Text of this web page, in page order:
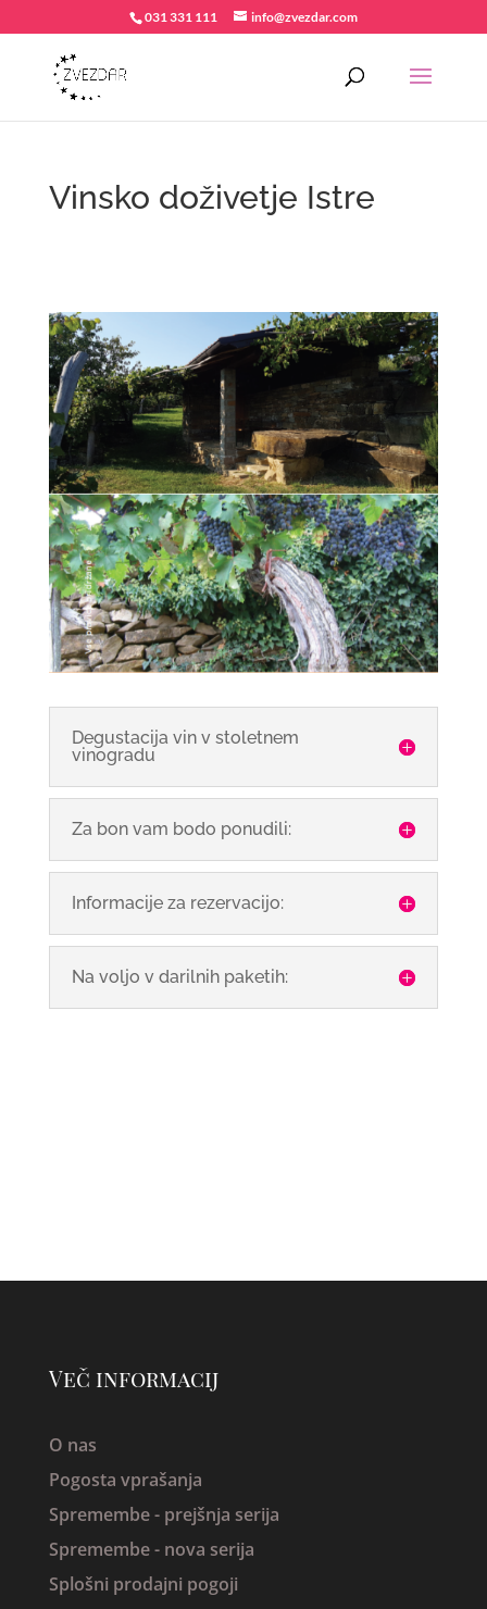
031 331 111 info@zvezdar.com
Vinsko doživetje Istre
Degustacija vin v stoletnem
vinogradu
Za bon vam bodo ponudili:
Informacije za rezervacijo:
Na voljo v darilnih paketih:
Več informacij
O nas
Pogosta vprašanja
Spremembe - prejšnja serija
Spremembe - nova serija
Splošni prodajni pogoji